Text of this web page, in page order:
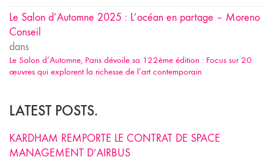
Le Salon d’Automne 2025 : L’océan en partage – Moreno
Conseil
dans
Le Salon d’Automne, Paris dévoile sa 122ème édition : Focus sur 20
œuvres qui explorent la richesse de l’art contemporain
LATEST POSTS.
KARDHAM REMPORTE LE CONTRAT DE SPACE
MANAGEMENT D’AIRBUS